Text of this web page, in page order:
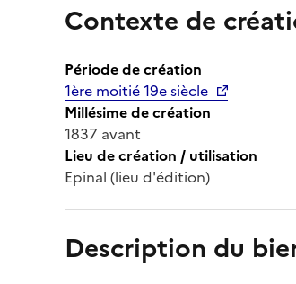
Contexte de
Période de création
1ère moitié 19e siècle
Millésime de création
1837 avant
Lieu de création / utilisation
Epinal (lieu d'édition)
Description du